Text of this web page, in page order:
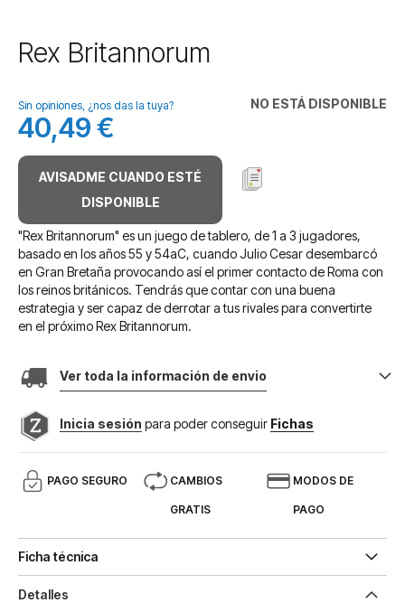
Saltar
al
de
la
galería
de
imágenes
Rex Britannorum
NO ESTÁ DISPONIBLE
Sin opiniones, ¿nos das la tuya?
40,49 €
AVISADME CUANDO ESTÉ
DISPONIBLE
"Rex Britannorum" es un juego de tablero, de 1 a 3 jugadores,
basado en los años 55 y 54aC, cuando Julio Cesar desembarcó
en Gran Bretaña provocando así el primer contacto de Roma con
los reinos británicos. Tendrás que contar con una buena
estrategia y ser capaz de derrotar a tus rivales para convertirte
en el próximo Rex Britannorum.
Ver toda la información de envio
Inicia sesión para poder conseguir Fichas
PAGO SEGURO CAMBIOS
GRATIS
MODOS DE
PAGO
Ficha técnica
Detalles